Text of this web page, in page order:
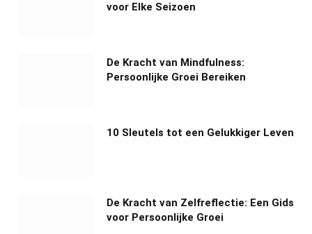
voor Elke Seizoen
De Kracht van Mindfulness:
Persoonlijke Groei Bereiken
10 Sleutels tot een Gelukkiger Leven
De Kracht van Zelfreflectie: Een Gids
voor Persoonlijke Groei